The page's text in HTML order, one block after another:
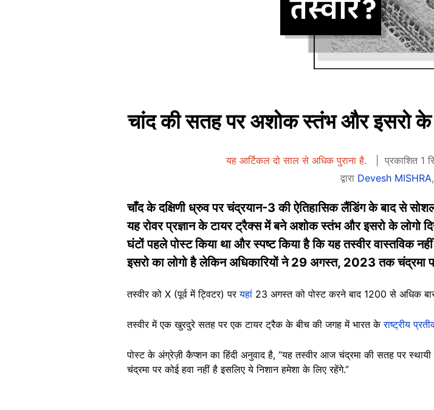
चांद की सतह पर अशोक स्तंभ और इसरो के
यह आर्टिकल दो साल से अधिक पुराना है. प्रकाशित 1
द्वारा Devesh MISHRA,
चाँद के दक्षिणी ध्रुव पर चंद्रयान-3 की ऐतिहासिक लैंडिंग के बाद से
यह रोवर प्रज्ञान के टायर ट्रैक्स में बने अशोक स्तंभ और इसरो के लोगो
घंटों पहले पोस्ट किया था और स्पष्ट किया है कि यह तस्वीर वास्तविक
इसरो का लोगो है लेकिन अधिकारियों ने 29 अगस्त, 2023 तक चंद्रमा
तस्वीर को X (पूर्व में ट्विटर) परयहां 23 अगस्त को पोस्ट करने बाद 1200 से अधिक
तस्वीर में एक खुरदुरे सतह पर एक टायर ट्रैक के बीच की जगह में भारत केराष्ट्रीय
पोस्ट के अंग्रेज़ी कैप्शन का हिंदी अनुवाद है, “यह तस्वीर आज चंद्रमा की सतह पर
चंद्रमा पर कोई हवा नहीं है इसलिए ये निशान हमेशा के लिए रहेंगे.”